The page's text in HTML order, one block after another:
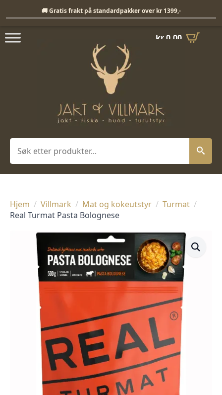
kr0,00
Søk
Hjem Villmark Mat og kokeutstyr
Turmat
Real Turmat Pasta Bolognese
🚚 Gratis frakt på standardpakker over kr 1399,-